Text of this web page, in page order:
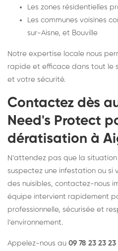
Les zones résidentielles
Les communes voisines
sur-Aisne, et Bouville
Notre expertise locale nous
rapide et efficace dans tout le
et votre sécurité.
Contactez dès
Need's Protect
dératisation à
N’attendez pas que la situation
suspectez une infestation ou si
des nuisibles, contactez-nous
équipe intervient rapidement
professionnelle, sécurisée et
l’environnement.
Appelez-nous au 09 78 23 23 23